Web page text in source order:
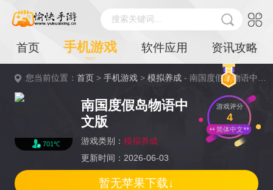
搜索关键词...
首页 手机游戏 软件应用 资讯攻略
您当前位置：首页 >手机游戏 >模拟养成 - 南国度假岛物语中文版详情
701℃
南国度假岛物语中
文版
游戏类别： 模拟养成
更新时间：2026-06-03
游戏评分
4
简体中文
暂无苹果下载↓